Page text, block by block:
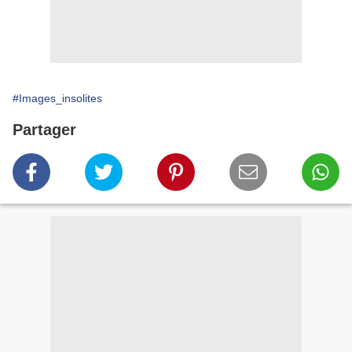
#Images_insolites
Partager